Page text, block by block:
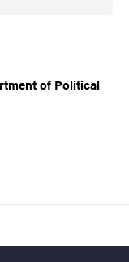
of Political